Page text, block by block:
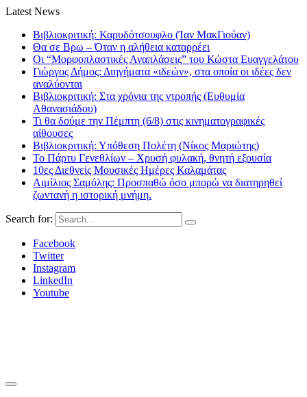
Latest News
Βιβλιοκριτική: Καρυδότσουφλο (Ίαν ΜακΓιούαν)
Θα σε Βρω – Όταν η αλήθεια καταρρέει
Οι “Μορφοπλαστικές Αναπλάσεις” του Κώστα Ευαγγελάτου
Γιώργος Δήμος: Διηγήματα «ιδεών», στα οποία οι ιδέες δεν
αναλύονται
Βιβλιοκριτική: Στα χρόνια της ντροπής (Ευθυμία
Αθανασιάδου)
Τι θα δούμε την Πέμπτη (6/8) στις κινηματογραφικές
αίθουσες
Βιβλιοκριτική: Υπόθεση Πολέτη (Νίκος Μαριώτης)
Το Πάρτυ Γενεθλίων – Χρυσή φυλακή, θνητή εξουσία
10ες Διεθνείς Μουσικές Ημέρες Καλαμάτας
Αιμίλιος Σαμόλης: Προσπαθώ όσο μπορώ να διατηρηθεί
ζωντανή η ιστορική μνήμη.
Search for:
Facebook
Twitter
Instagram
LinkedIn
Youtube